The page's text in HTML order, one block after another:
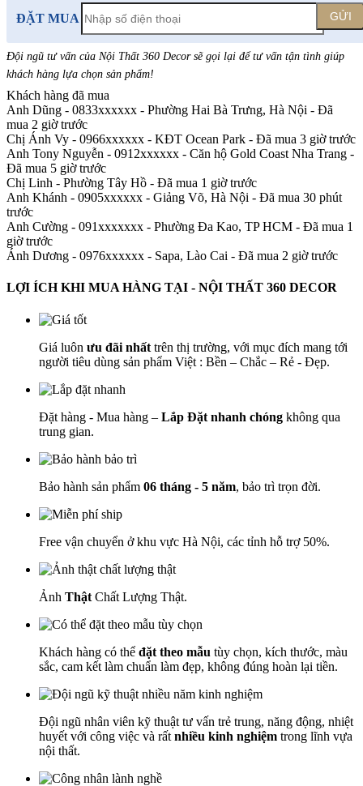
ĐẶT MUA GỬI
Đội ngũ tư vấn của Nội Thất 360 Decor sẽ gọi lại để tư vấn tận tình giúp
khách hàng lựa chọn sản phẩm!
Khách hàng đã mua
Anh Dũng - 0833xxxxxx - Phường Hai Bà Trưng, Hà Nội - Đã
mua 2 giờ trước
Chị Ánh Vy - 0966xxxxxx - KĐT Ocean Park - Đã mua 3 giờ trước
Anh Tony Nguyễn - 0912xxxxxx - Căn hộ Gold Coast Nha Trang -
Đã mua 5 giờ trước
Chị Linh - Phường Tây Hồ - Đã mua 1 giờ trước
Anh Khánh - 0905xxxxxx - Giảng Võ, Hà Nội - Đã mua 30 phút
trước
Anh Cường - 091xxxxxxx - Phường Đa Kao, TP HCM - Đã mua 1
giờ trước
Ánh Dương - 0976xxxxxx - Sapa, Lào Cai - Đã mua 2 giờ trước
LỢI ÍCH KHI MUA HÀNG TẠI - NỘI THẤT 360 DECOR
Giá luôn ưu đãi nhất trên thị trường, với mục đích mang tới
người tiêu dùng sản phẩm Việt : Bền – Chắc – Rẻ - Đẹp.
Đặt hàng - Mua hàng – Lắp Đặt nhanh chóng không qua
trung gian.
Bảo hành sản phẩm 06 tháng - 5 năm, bảo trì trọn đời.
Free vận chuyển ở khu vực Hà Nội, các tỉnh hỗ trợ 50%.
Ảnh Thật Chất Lượng Thật.
Khách hàng có thể đặt theo mẫu tùy chọn, kích thước, màu
sắc, cam kết làm chuẩn làm đẹp, không đúng hoàn lại tiền.
Đội ngũ nhân viên kỹ thuật tư vấn trẻ trung, năng động, nhiệt
huyết với công việc và rất nhiều kinh nghiệm trong lĩnh vựa
nội thất.